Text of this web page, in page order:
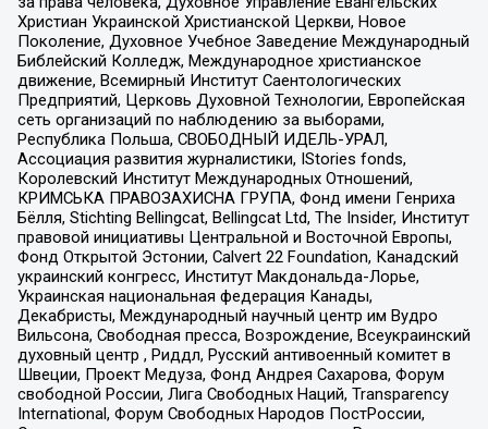
Христиан Украинской Христианской Церкви, Новое
Поколение, Духовное Учебное Заведение Международный
Библейский Колледж, Международное христианское
движение, Всемирный Институт Саентологических
Предприятий, Церковь Духовной Технологии, Европейская
сеть организаций по наблюдению за выборами,
Республика Польша, СВОБОДНЫЙ ИДЕЛЬ-УРАЛ,
Ассоциация развития журналистики, IStories fonds,
Королевский Институт Международных Отношений,
КРИМСЬКА ПРАВОЗАХИСНА ГРУПА, Фонд имени Генриха
Бёлля, Stichting Bellingcat, Bellingcat Ltd, The Insider, Институт
правовой инициативы Центральной и Восточной Европы,
Фонд Открытой Эстонии, Calvert 22 Foundation, Канадский
украинский конгресс, Институт Макдональда-Лорье,
Украинская национальная федерация Канады,
Декабристы, Международный научный центр им Вудро
Вильсона, Свободная пресса, Возрождение, Всеукраинский
духовный центр , Риддл, Русский антивоенный комитет в
Швеции, Проект Медуза, Фонд Андрея Сахарова, Форум
свободной России, Лига Свободных Наций, Transparеncy
International, Форум Свободных Народов ПостРоссии,